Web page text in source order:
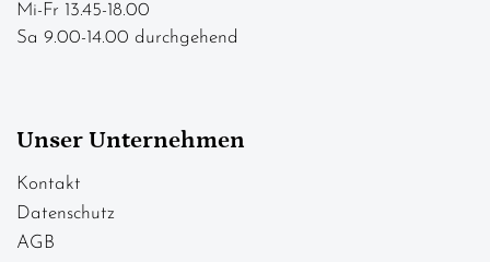
Mi-Fr 13.45-18.00
Sa 9.00-14.00 durchgehend
Unser Unternehmen
Kontakt
Datenschutz
AGB